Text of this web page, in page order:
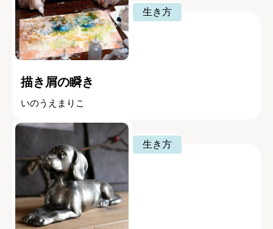
生き方
描き屑の瞬き
いのうえまりこ
生き方